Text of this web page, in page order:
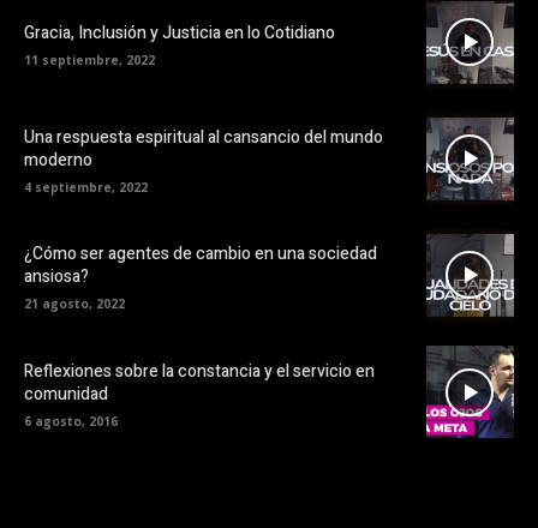
Gracia, Inclusión y Justicia en lo Cotidiano
11 septiembre, 2022
Una respuesta espiritual al cansancio del mundo
moderno
4 septiembre, 2022
¿Cómo ser agentes de cambio en una sociedad
ansiosa?
21 agosto, 2022
Reflexiones sobre la constancia y el servicio en
comunidad
6 agosto, 2016